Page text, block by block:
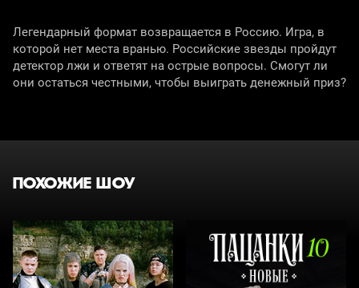
Легендарный формат возвращается в Россию. Игра, в
которой нет места вранью. Российские звезды пройдут
детектор лжи и ответят на острые вопросы. Смогут ли
они остаться честными, чтобы выиграть денежный приз?
ПОХОЖИЕ ШОУ